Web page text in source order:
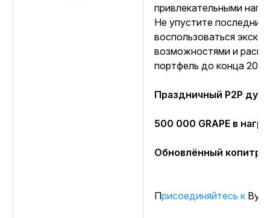
привлекательными
Не упустите последний
воспользоваться
возможностями и
портфель до конца
Праздничный P2P дуэт
500 000 GRAPE в
Обновлённый
Присоединяйтесь к